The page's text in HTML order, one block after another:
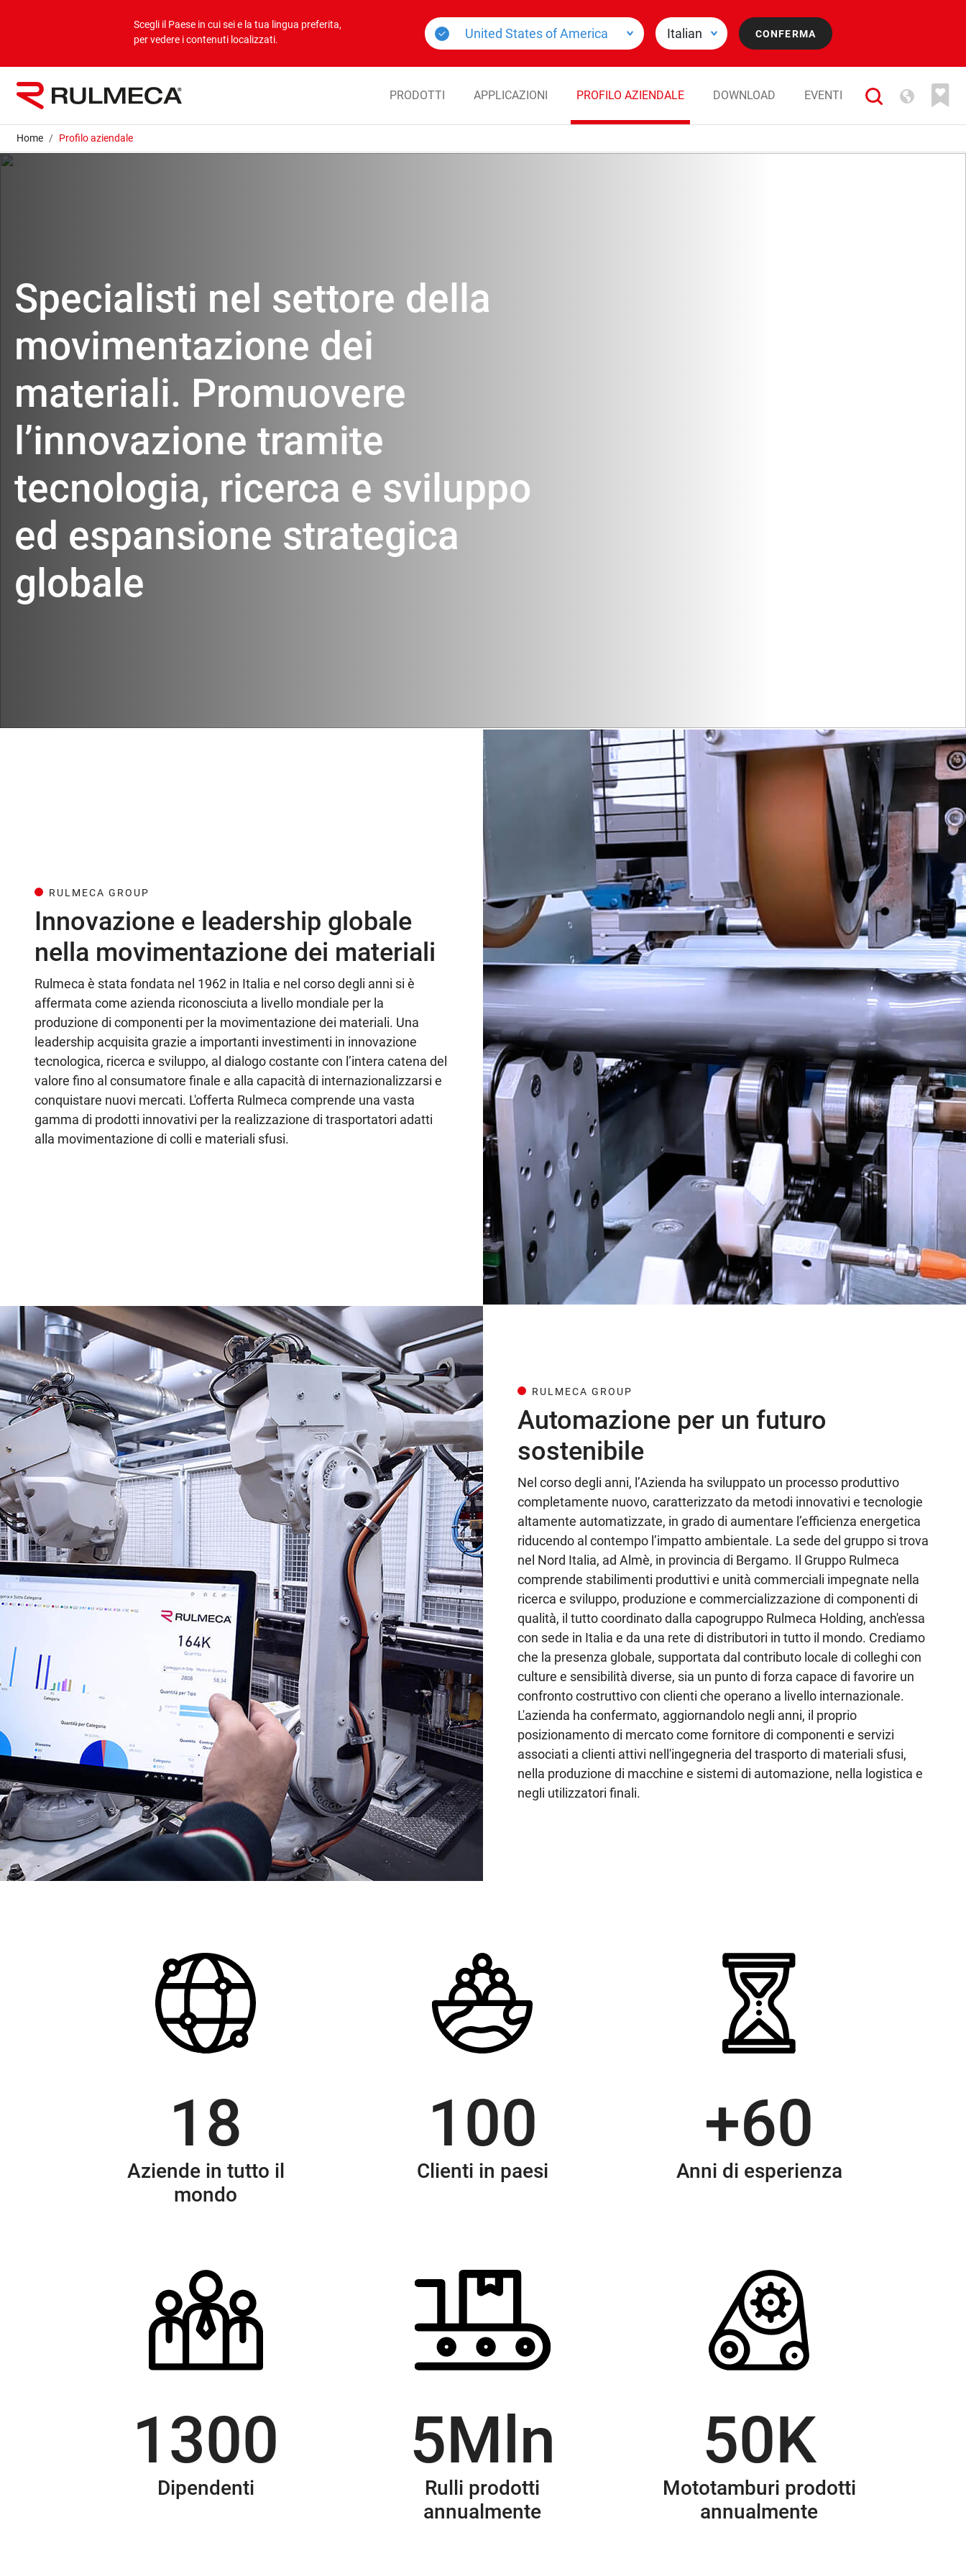
Scegli il Paese in cui sei e la tua lingua preferita,
per vedere i contenuti localizzati.
PRODOTTI APPLICAZIONI PROFILO AZIENDALE DOWNLOAD EVENTI
Home Profilo aziendale
Specialisti nel settore della
movimentazione dei
materiali. Promuovere
l’innovazione tramite
tecnologia, ricerca e sviluppo
ed espansione strategica
globale
RULMECA GROUP
Innovazione e leadership globale
nella movimentazione dei materiali
Rulmeca è stata fondata nel 1962 in Italia e nel corso degli anni si è
affermata come azienda riconosciuta a livello mondiale per la
produzione di componenti per la movimentazione dei materiali. Una
leadership acquisita grazie a importanti investimenti in innovazione
tecnologica, ricerca e sviluppo, al dialogo costante con l’intera catena del
valore fino al consumatore finale e alla capacità di internazionalizzarsi e
conquistare nuovi mercati. L'offerta Rulmeca comprende una vasta
gamma di prodotti innovativi per la realizzazione di trasportatori adatti
alla movimentazione di colli e materiali sfusi.
RULMECA GROUP
Automazione per un futuro
sostenibile
Nel corso degli anni, l’Azienda ha sviluppato un processo produttivo
completamente nuovo, caratterizzato da metodi innovativi e tecnologie
altamente automatizzate, in grado di aumentare l’efficienza energetica
riducendo al contempo l’impatto ambientale. La sede del gruppo si trova
nel Nord Italia, ad Almè, in provincia di Bergamo. Il Gruppo Rulmeca
comprende stabilimenti produttivi e unità commerciali impegnate nella
ricerca e sviluppo, produzione e commercializzazione di componenti di
qualità, il tutto coordinato dalla capogruppo Rulmeca Holding, anch'essa
con sede in Italia e da una rete di distributori in tutto il mondo. Crediamo
che la presenza globale, supportata dal contributo locale di colleghi con
culture e sensibilità diverse, sia un punto di forza capace di favorire un
confronto costruttivo con clienti che operano a livello internazionale.
L'azienda ha confermato, aggiornandolo negli anni, il proprio
posizionamento di mercato come fornitore di componenti e servizi
associati a clienti attivi nell'ingegneria del trasporto di materiali sfusi,
nella produzione di macchine e sistemi di automazione, nella logistica e
negli utilizzatori finali.
18
Aziende in tutto il
mondo
100
Clienti in paesi
+60
Anni di esperienza
1300
Dipendenti
5Mln
Rulli prodotti
annualmente
50K
Mototamburi prodotti
annualmente